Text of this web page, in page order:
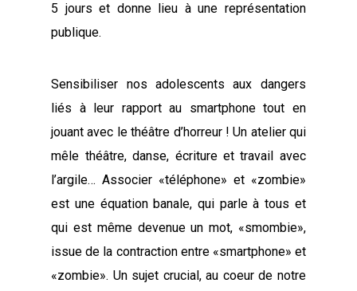
5 jours et donne lieu à une représentation
publique.
Sensibiliser nos adolescents aux dangers
liés à leur rapport au smartphone tout en
jouant avec le théâtre d’horreur ! Un atelier qui
mêle théâtre, danse, écriture et travail avec
l’argile… Associer «téléphone» et «zombie»
est une équation banale, qui parle à tous et
qui est même devenue un mot, «smombie»,
issue de la contraction entre «smartphone» et
«zombie». Un sujet crucial, au coeur de notre